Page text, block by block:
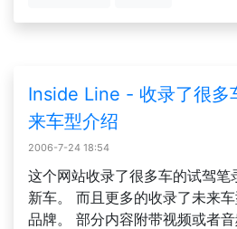
Inside Line - 收录了很多
来车型介绍
2006-7-24 18:54
这个网站收录了很多车的试驾笔
新车。 而且更多的收录了未来
品牌。 部分内容附带视频或者音